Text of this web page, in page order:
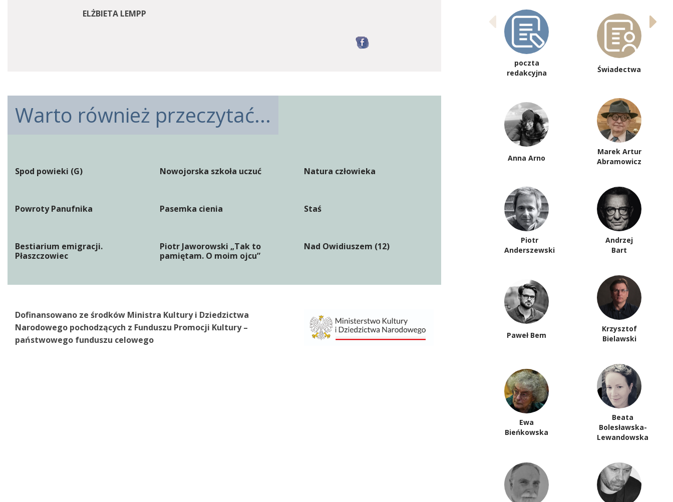
ELŻBIETA LEMPP
Warto również przeczytać...
Spod powieki (G) Nowojorska szkoła uczuć Natura człowieka
Powroty Panufnika Pasemka cienia Staś
Bestiarium emigracji.
Płaszczowiec
Piotr Jaworowski „Tak to
pamiętam. O moim ojcu”
Nad Owidiuszem (12)
Dofinansowano ze środków Ministra Kultury i Dziedzictwa
Narodowego pochodzących z Funduszu Promocji Kultury –
państwowego funduszu celowego
poczta
redakcyjna
Świadectwa
Anna Arno
Marek Artur
Abramowicz
Piotr
Anderszewski
Andrzej
Bart
Paweł Bem
Krzysztof
Bielawski
Ewa
Bieńkowska
Beata
Bolesławska-
Lewandowska